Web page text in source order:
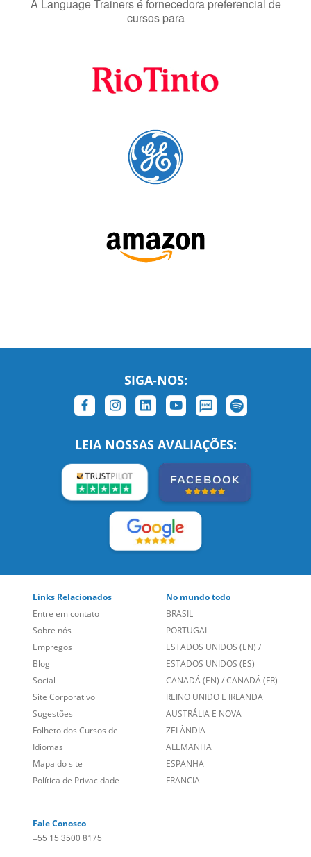
Entre em contato
Sobre nós
Empregos
Blog
Social
Site Corporativo
Sugestões
Folheto dos Cursos de
Idiomas
Mapa do site
Política de Privacidade
BRASIL
PORTUGAL
ESTADOS UNIDOS (EN)
ESTADOS UNIDOS (ES)
CANADÁ (EN)/CANADÁ (FR)
REINO UNIDO E IRLANDA
AUSTRÁLIA E NOVA
ZELÂNDIA
ALEMANHA
ESPANHA
FRANCIA
+55 15 3500 8175